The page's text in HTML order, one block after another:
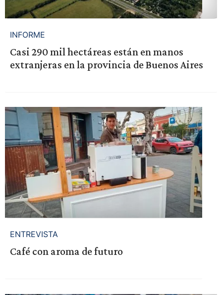
INFORME
Casi 290 mil hectáreas están en manos
extranjeras en la provincia de Buenos Aires
ENTREVISTA
Café con aroma de futuro